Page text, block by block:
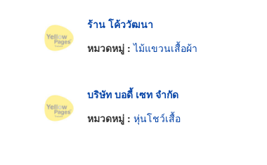
ร้าน โค้ววัฒนา
หมวดหมู่ :ไม้แขวนเสื้อผ้า
บริษัท บอดี้ เซท จำกัด
หมวดหมู่ : หุ่นโชว์เสื้อ